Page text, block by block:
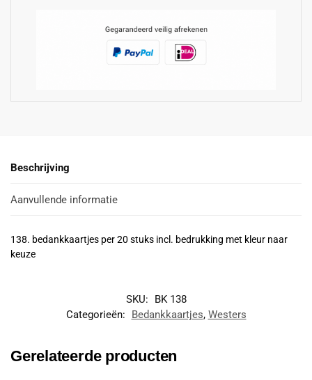
Beschrijving
Aanvullende informatie
138. bedankkaartjes per 20 stuks incl. bedrukking met kleur naar
keuze
SKU:
BK 138
Categorieën:
Bedankkaartjes, Westers
Gerelateerde producten